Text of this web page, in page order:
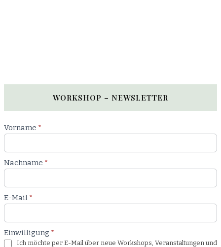
WORKSHOP – NEWSLETTER
Newsletter
Workshop
Vorname *
Nachname *
E-Mail *
Einwilligung *
Ich möchte per E-Mail über neue Workshops, Veranstaltungen und